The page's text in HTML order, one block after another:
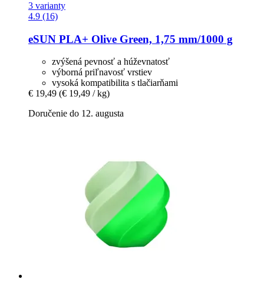
3 varianty
4.9 (16)
eSUN PLA+ Olive Green, 1,75 mm/1000 g
zvýšená pevnosť a húževnatosť
výborná priľnavosť vrstiev
vysoká kompatibilita s tlačiarňami
€ 19,49 (€ 19,49 / kg)
Doručenie do 12. augusta